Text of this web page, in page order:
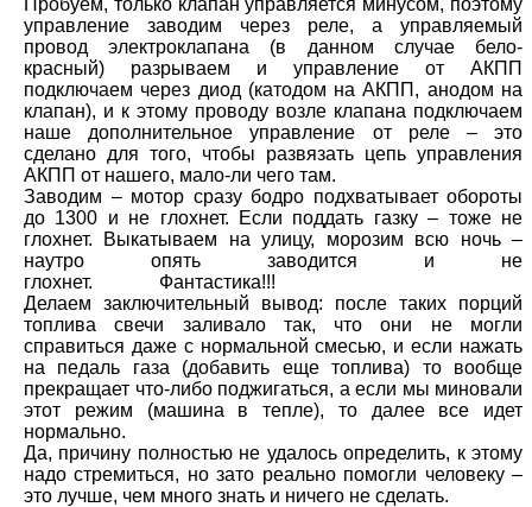
управление заводим через реле, а управляемый
провод электроклапана (в данном случае бело-
красный) разрываем и управление от АКПП
подключаем через диод (катодом на АКПП, анодом на
клапан), и к этому проводу возле клапана подключаем
наше дополнительное управление от реле – это
сделано для того, чтобы развязать цепь управления
АКПП от нашего, мало-ли чего там.
Заводим – мотор сразу бодро подхватывает обороты
до 1300 и не глохнет. Если поддать газку – тоже не
глохнет. Выкатываем на улицу, морозим всю ночь –
наутро опять заводится и не
глохнет. Фантастика!!!
Делаем заключительный вывод: после таких порций
топлива свечи заливало так, что они не могли
справиться даже с нормальной смесью, и если нажать
на педаль газа (добавить еще топлива) то вообще
прекращает что-либо поджигаться, а если мы миновали
этот режим (машина в тепле), то далее все идет
нормально.
Да, причину полностью не удалось определить, к этому
надо стремиться, но зато реально помогли человеку –
это лучше, чем много знать и ничего не сделать.